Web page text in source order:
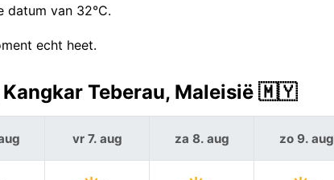
datum van 32°C.
echt heet.
Teberau, Maleisië 🇲🇾
vr 7. aug za 8. aug zo 9. aug